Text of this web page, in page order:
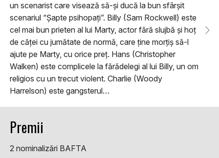
un scenarist care visează să-și ducă la bun sfârșit
scenariul “Șapte psihopați”. Billy (Sam Rockwell) este
cel mai bun prieten al lui Marty, actor fără slujbă și hoț
de căței cu jumătate de normă, care ține morțiș să-l
ajute pe Marty, cu orice preț. Hans (Christopher
Walken) este complicele la fărădelegi al lui Billy, un om
religios cu un trecut violent. Charlie (Woody
Harrelson) este gangsterul…
Premii
2 nominalizări BAFTA